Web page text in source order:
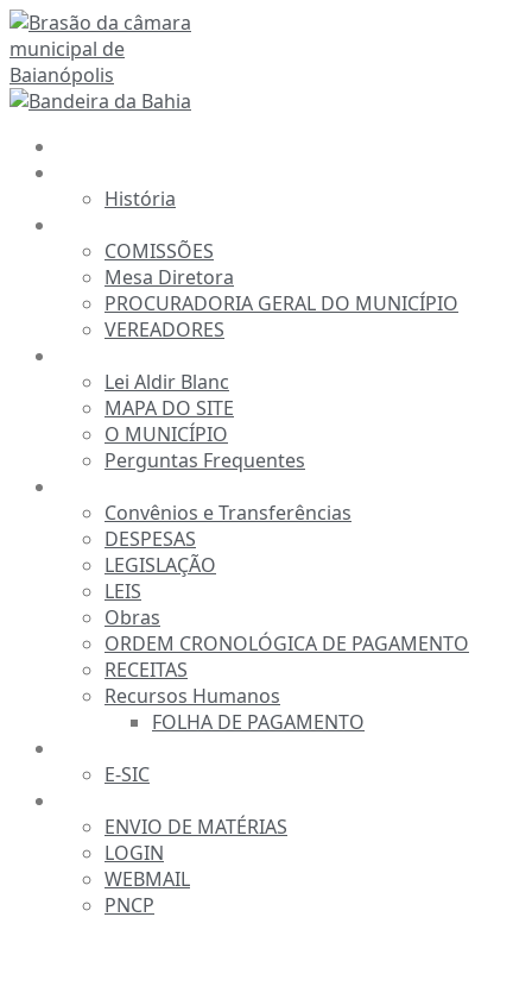
Ir
para
o
conteúdo
História
COMISSÕES
Mesa Diretora
PROCURADORIA GERAL DO MUNICÍPIO
VEREADORES
Lei Aldir Blanc
MAPA DO SITE
O MUNICÍPIO
Perguntas Frequentes
Convênios e Transferências
DESPESAS
LEGISLAÇÃO
LEIS
Obras
ORDEM CRONOLÓGICA DE PAGAMENTO
RECEITAS
Recursos Humanos
FOLHA DE PAGAMENTO
E-SIC
ENVIO DE MATÉRIAS
LOGIN
WEBMAIL
PNCP